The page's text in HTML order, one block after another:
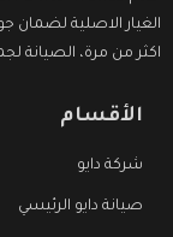
الغيار الاصلية
اكثر من مرة، الصيانة
الأقسام
شركة دايو
صيانة دايو الرئيسي